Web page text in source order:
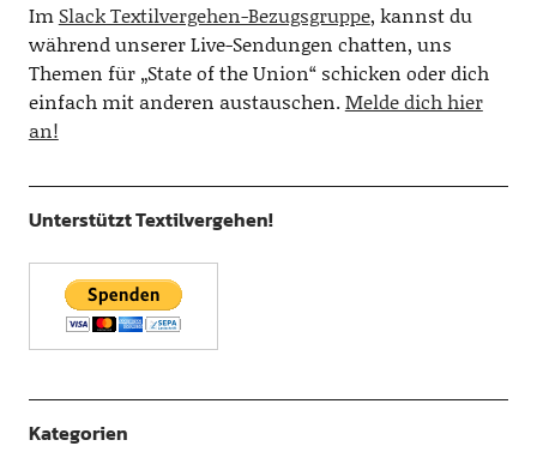
Im Slack Textilvergehen-Bezugsgruppe, kannst du
während unserer Live-Sendungen chatten, uns
Themen für „State of the Union“ schicken oder dich
einfach mit anderen austauschen.Melde dich hier
an!
Unterstützt Textilvergehen!
Kategorien